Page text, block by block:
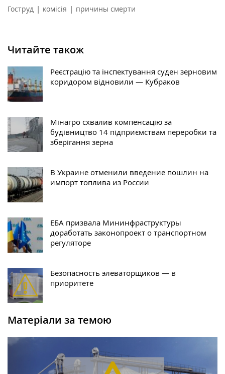
Гоструд | комісія | причины смерти
Читайте також
Реєстрацію та інспектування суден зерновим
коридором відновили — Кубраков
Мінагро схвалив компенсацію за
будівництво 14 підприємствам переробки та
зберігання зерна
В Украине отменили введение пошлин на
импорт топлива из России
ЕБА призвала Мининфраструктуры
доработать законопроект о транспортном
регуляторе
Безопасность элеваторщиков — в
приоритете
Матеріали за темою